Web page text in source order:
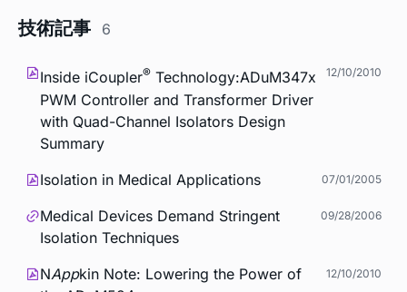
技術記事 6
Inside iCoupler® Technology:ADuM347x
PWM Controller and Transformer Driver
with Quad-Channel Isolators Design
Summary
12/10/2010
Isolation in Medical Applications 07/01/2005
Medical Devices Demand Stringent
Isolation Techniques
09/28/2006
NAppkin Note: Lowering the Power of
12/10/2010